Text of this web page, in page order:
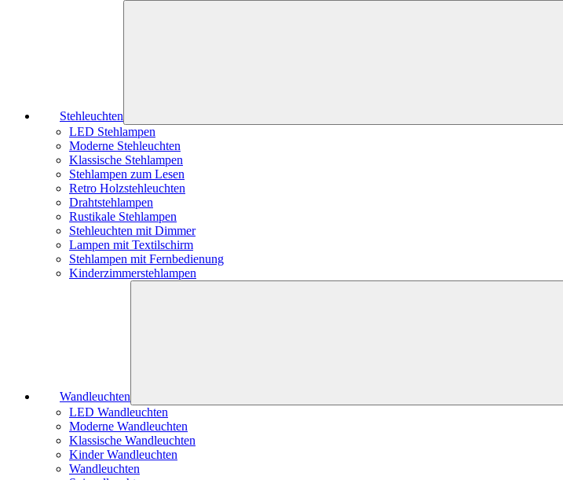
Stehleuchten
LED Stehlampen
Moderne Stehleuchten
Klassische Stehlampen
Stehlampen zum Lesen
Retro Holzstehleuchten
Drahtstehlampen
Rustikale Stehlampen
Stehleuchten mit Dimmer
Lampen mit Textilschirm
Stehlampen mit Fernbedienung
Kinderzimmerstehlampen
Wandleuchten
LED Wandleuchten
Moderne Wandleuchten
Klassische Wandleuchten
Kinder Wandleuchten
Wandleuchten